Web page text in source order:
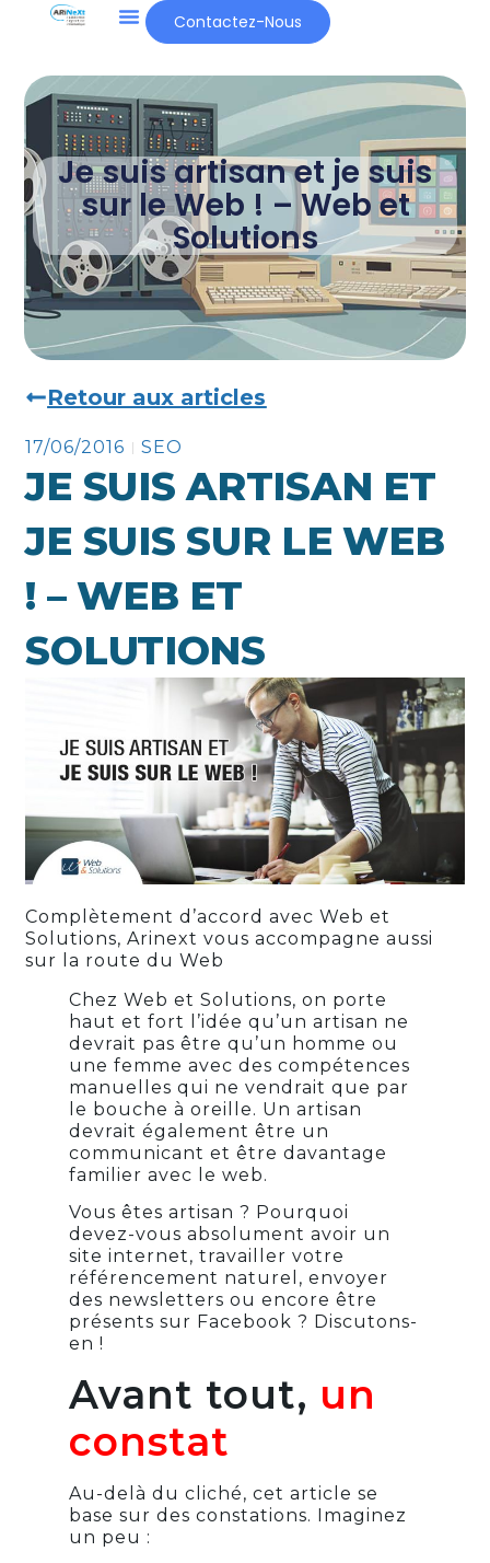
Contactez-Nous
Je suis artisan et je suis
sur le Web ! – Web et
Solutions
Retour aux articles
17/06/2016 SEO
JE SUIS ARTISAN ET
JE SUIS SUR LE WEB
! – WEB ET
SOLUTIONS
Complètement d’accord avec Web et
Solutions, Arinext vous accompagne aussi
sur la route du Web
Chez Web et Solutions, on porte
haut et fort l’idée qu’un artisan ne
devrait pas être qu’un homme ou
une femme avec des compétences
manuelles qui ne vendrait que par
le bouche à oreille. Un artisan
devrait également être un
communicant et être davantage
familier avec le web.
Vous êtes artisan ? Pourquoi
devez-vous absolument avoir un
site internet, travailler votre
référencement naturel, envoyer
des newsletters ou encore être
présents sur Facebook ? Discutons-
en !
Avant tout, un
constat
Au-delà du cliché, cet article se
base sur des constations. Imaginez
un peu :